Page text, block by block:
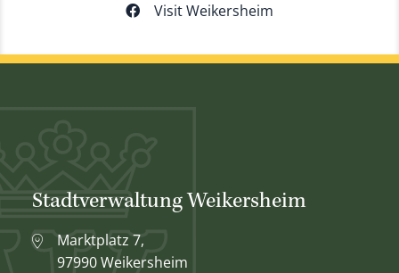
Visit Weikersheim
Stadtverwaltung Weikersheim
Marktplatz 7,
97990 Weikersheim